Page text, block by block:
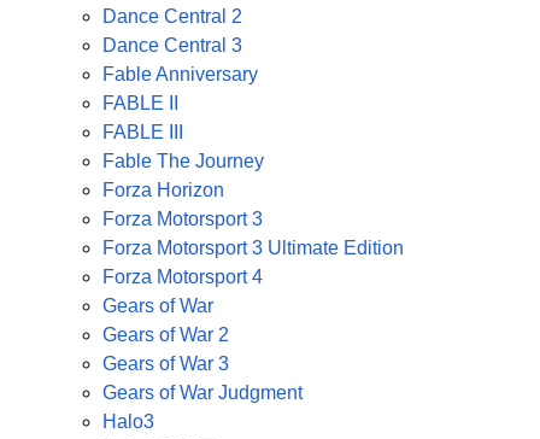
Dance Central 2
Dance Central 3
Fable Anniversary
FABLE II
FABLE III
Fable The Journey
Forza Horizon
Forza Motorsport 3
Forza Motorsport 3 Ultimate Edition
Forza Motorsport 4
Gears of War
Gears of War 2
Gears of War 3
Gears of War Judgment
Halo3